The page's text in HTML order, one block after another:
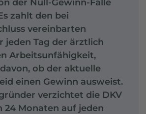
der Null-Gewinn-Falle
zahlt den bei
vereinbarten
jeden Tag der ärztlich
Arbeitsunfähigkeit,
ob der aktuelle
einen Gewinn ausweist.
verzichtet die DKV
24 Monaten auf jeden